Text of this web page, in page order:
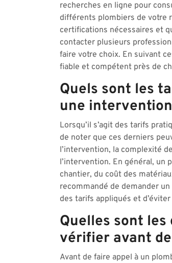
recherches en ligne pour
différents plombiers de votre
certifications nécessaires et
contacter plusieurs
faire votre choix. En suivant
fiable et compétent près de
Quels sont les
une
Lorsqu’il s’agit des tarifs
de noter que ces derniers
l’intervention, la complexité
l’intervention. En général, un
chantier, du coût des
recommandé de demander
des tarifs appliqués et
Quelles sont
vérifier avant
Avant de faire appel à un